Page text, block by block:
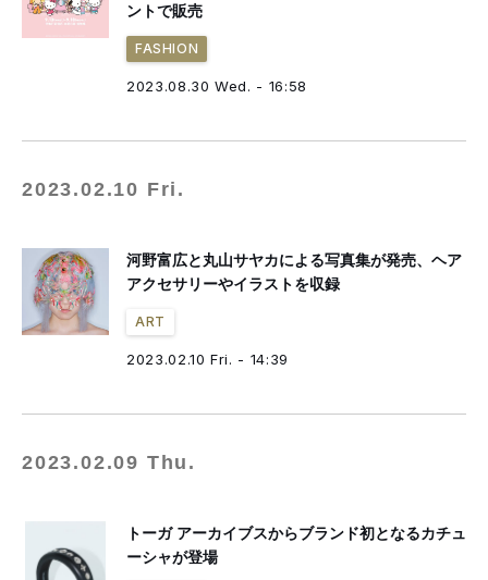
ントで販売
FASHION
2023.08.30 Wed. - 16:58
2023.02.10 Fri.
河野富広と丸山サヤカによる写真集が発売、ヘア
アクセサリーやイラストを収録
ART
2023.02.10 Fri. - 14:39
2023.02.09 Thu.
トーガ アーカイブスからブランド初となるカチュ
ーシャが登場